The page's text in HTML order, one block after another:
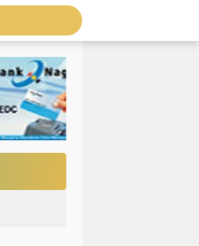
Pengerasan Jalan TMMD ke-129 Kodim 0306/50 Kota, Menguatkan Akses Menuju Kemajuan Nagari
Edukasi Keselamatan Berkedara, Ditlantas Polda Sumbar Gelar "Police Goes To Campus" di UNP
Nurfirmanwansyah Dorong Smart Village di 74 Nagari Kabupaten Solok, Siapkan Generasi Digital Menuju Indonesia Emas 2045
MBG Bukan Solusi tapi Korupsi, Kolusi, dan Nepotisme Para Elit Politik, Kolusi, dan Nepotisme Para Elit Politik